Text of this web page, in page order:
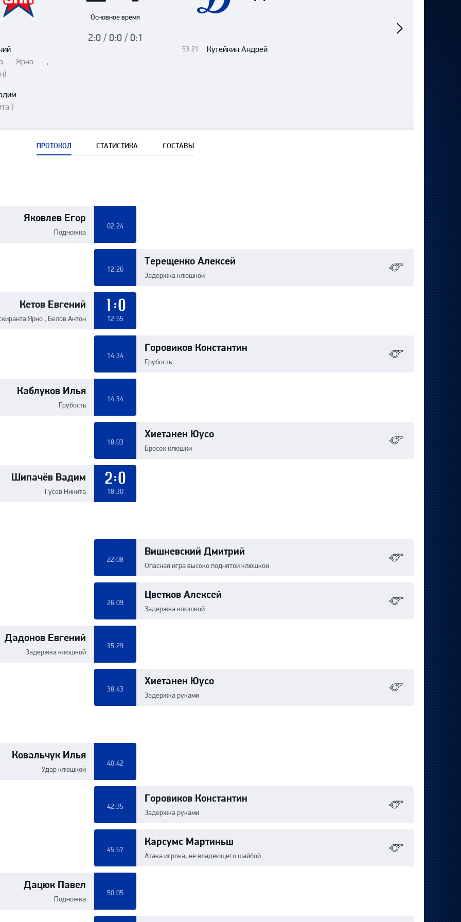
Амур
Основное время
2:0 / 0:0 / 0:1
Ярно ,
)
53:21 Кутейкин Андрей
матч
ПРОТОКОЛ СТАТИСТИКА СОСТАВЫ
Яковлев Егор
Подножка
02:24
Терещенко Алексей
Задержка клюшкой
12:26
Кетов Евгений
Ярно , Белов Антон
1:0
12:55
Горовиков Константин
Грубость
14:34
Каблуков Илья
Грубость
14:34
Хиетанен Юусо
Бросок клюшки
18:03
Шипачёв Вадим
Гусев Никита
2:0
18:30
Вишневский Дмитрий
Опасная игра высоко поднятой клюшкой
22:08
Цветков Алексей
Задержка клюшкой
26:09
Дадонов Евгений
Задержка клюшкой
35:29
Хиетанен Юусо
Задержка руками
38:43
Ковальчук Илья
Удар клюшкой
40:42
Горовиков Константин
Задержка руками
42:35
Карсумс Мартиньш
Атака игрока, не владеющего шайбой
45:57
Дацюк Павел
Подножка
50:05